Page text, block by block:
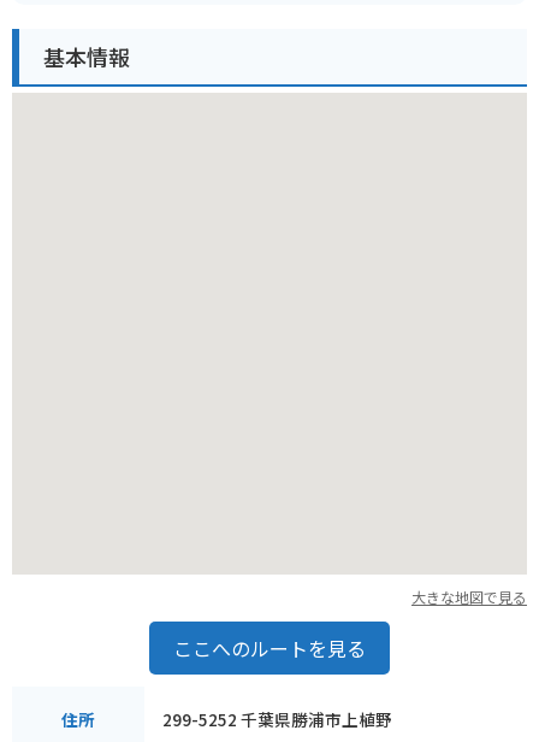
プ場もあり、自然を満喫したい方にもおすすめです。バイクで
訪れる場合、ダム周辺のワインディングロードは、走りごたえ
基本情報
大きな地図で見る
ここへのルートを見る
住所 299-5252 千葉県勝浦市上植野